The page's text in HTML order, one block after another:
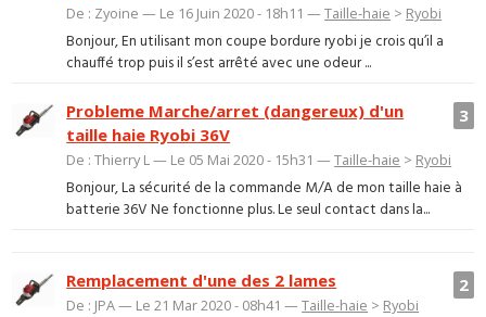
De : Zyoine — Le 16 Juin 2020 - 18h11 —Taille-haie > Ryobi
Bonjour, En utilisant mon coupe bordure ryobi je crois qu’il a
chauffé trop puis il s’est arrêté avec une odeur ...
3
Probleme Marche/arret (dangereux) d'un
taille haie Ryobi 36V
De : Thierry L — Le 05 Mai 2020 - 15h31 —Taille-haie > Ryobi
Bonjour, La sécurité de la commande M/A de mon taille haie à
batterie 36V Ne fonctionne plus. Le seul contact dans la...
2
Remplacement d'une des 2 lames
De : JPA — Le 21 Mar 2020 - 08h41 —Taille-haie > Ryobi